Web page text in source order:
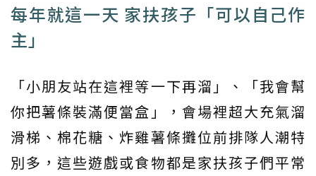
每年就這一天 家扶孩子「可以自己作
主」
「小朋友站在這裡等一下再溜」、「我會幫
你把薯條裝滿便當盒」，會場裡超大充氣溜
滑梯、棉花糖、炸雞薯條攤位前排隊人潮特
別多，這些遊戲或食物都是家扶孩子們平常